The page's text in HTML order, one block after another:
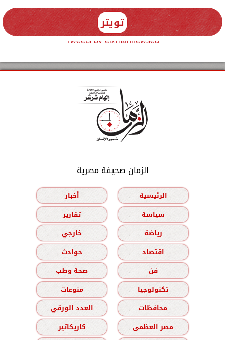
تويتر
Tweets by elzmannewseg
الزمان صحيفة مصرية
الرئيسية
أخبار
سياسة
تقارير
رياضة
خارجي
اقتصاد
حوادث
فن
صحة وطب
تكنولوجيا
منوعات
محافظات
العدد الورقي
مصر العظمى
كاريكاتير